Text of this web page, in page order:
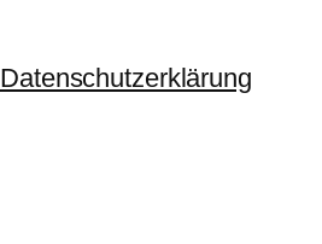
Datenschutzerklärung